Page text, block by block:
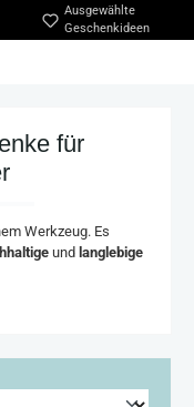
Ausgewählte
Geschenkideen
für
Werkzeug. Es
und langlebige